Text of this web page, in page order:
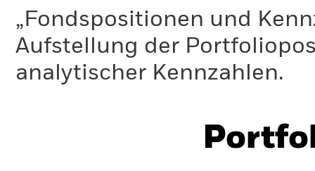
„Fondspositionen und
Aufstellung der
analytischer Kennzahlen.